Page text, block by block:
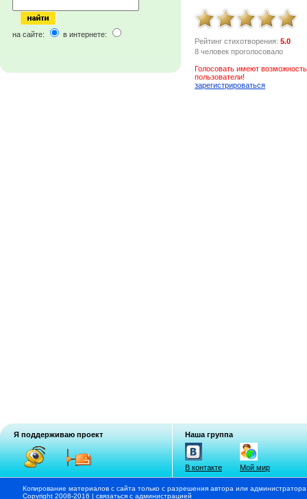
на сайте: в интернете:
Рейтинг стихотворения: 5.0
8 человек проголосовало
Голосовать имеют
пользователи!
зарегистрироваться
Я поддерживаю проект Наша группа
В контакте Мой мир
Копирование материалов с сайта только с разрешения автора или
Copyright 2008-2016 | связаться с администрацией